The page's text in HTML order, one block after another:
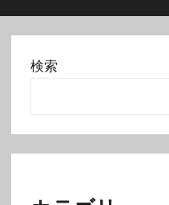
検索